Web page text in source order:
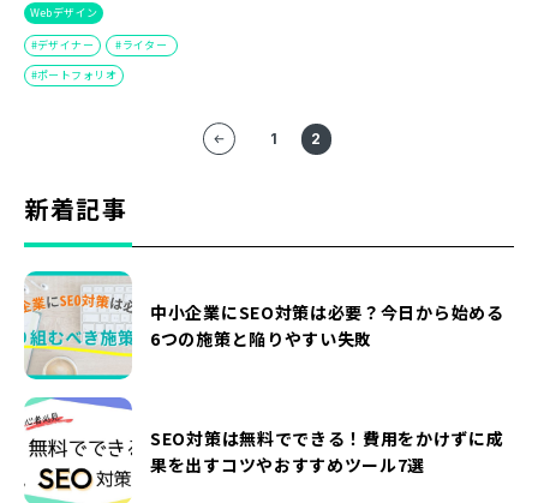
Webデザイン
デザイナー
ライター
ポートフォリオ
1 2
新着記事
中小企業にSEO対策は必要？今日から始める
6つの施策と陥りやすい失敗
SEO対策は無料でできる！費用をかけずに成
果を出すコツやおすすめツール7選